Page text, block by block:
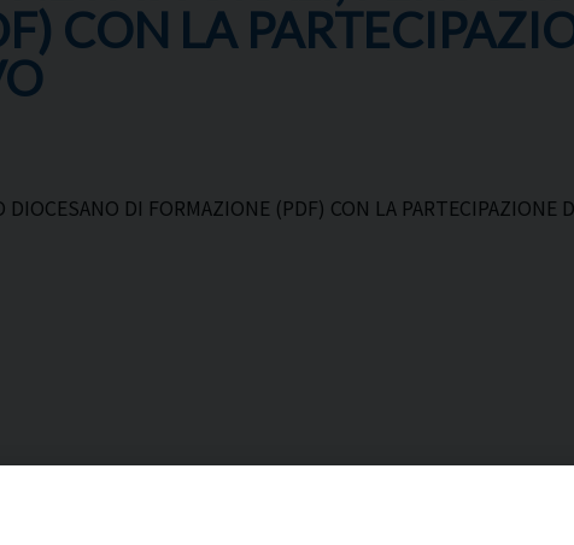
CON LA
DI FORMAZIONE (PDF) CON LA PARTECIPAZIONE